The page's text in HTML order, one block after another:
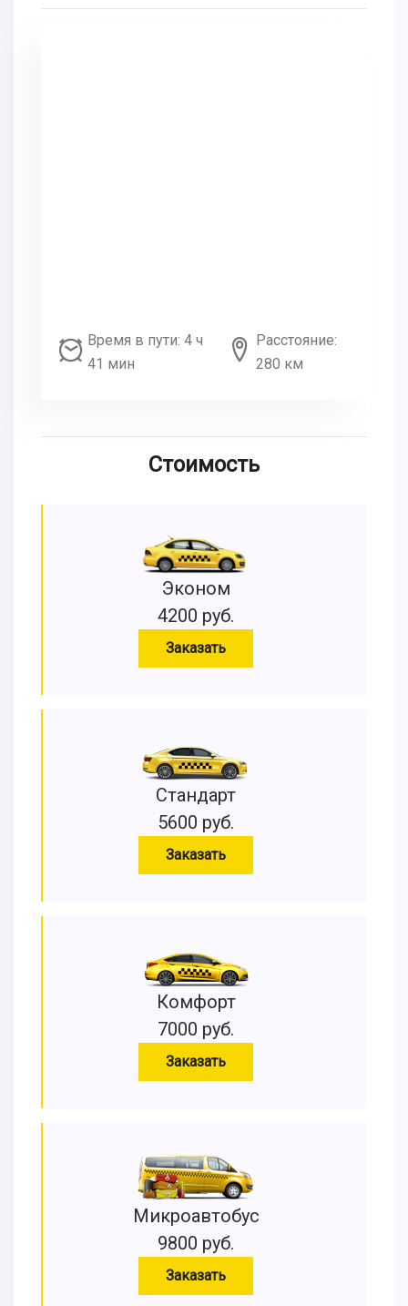
Время в пути: 4 ч
41 мин
Расстояние:
280 км
Стоимость
Эконом
4200 руб.
Заказать
Стандарт
5600 руб.
Заказать
Комфорт
7000 руб.
Заказать
Микроавтобус
9800 руб.
Заказать